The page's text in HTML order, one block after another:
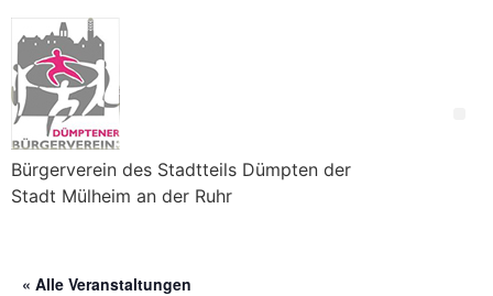
Bürgerverein des Stadtteils Dümpten der
Stadt Mülheim an der Ruhr
« Alle Veranstaltungen